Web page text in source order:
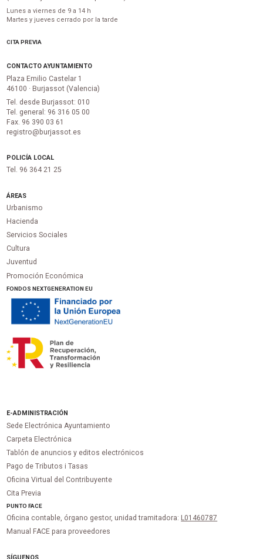
Lunes a viernes de 9 a 14 h
Martes y jueves cerrado por la tarde
CITA PREVIA
CONTACTO AYUNTAMIENTO
Plaza Emilio Castelar 1
46100 · Burjassot (Valencia)
Tel. desde Burjassot: 010
Tel. general: 96 316 05 00
Fax. 96 390 03 61
registro@burjassot.es
POLICÍA LOCAL
Tel. 96 364 21 25
ÁREAS
Urbanismo
Hacienda
Servicios Sociales
Cultura
Juventud
Promoción Económica
FONDOS NEXTGENERATION EU
E-ADMINISTRACIÓN
Sede Electrónica Ayuntamiento
Carpeta Electrónica
Tablón de anuncios y editos electrónicos
Pago de Tributos i Tasas
Oficina Virtual del Contribuyente
Cita Previa
PUNTOFACE
Oficina contable, órgano gestor, unidad tramitadora: L01460787
Manual FACE para proveedores
SÍGUENOS